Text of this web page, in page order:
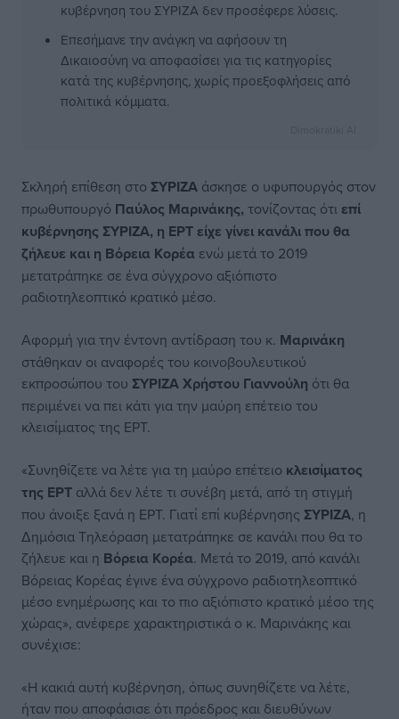
κυβέρνηση του ΣΥΡΙΖΑ δεν προσέφερε λύσεις.
Επεσήμανε την ανάγκη να αφήσουν τη
Δικαιοσύνη να αποφασίσει για τις κατηγορίες
κατά της κυβέρνησης, χωρίς προεξοφλήσεις από
πολιτικά κόμματα.
Σκληρή επίθεση στο ΣΥΡΙΖΑ άσκησε ο υφυπουργός στον
πρωθυπουργό Παύλος Μαρινάκης, τονίζοντας ότιεπί
κυβέρνησης ΣΥΡΙΖΑ, η ΕΡΤείχε γίνει κανάλι που θα
ζήλευε και η Βόρεια Κορέα ενώ μετά το 2019
μετατράπηκε σε ένα σύγχρονο αξιόπιστο
ραδιοτηλεοπτικό κρατικό μέσο.
Αφορμή για την έντονη αντίδραση του κ. Μαρινάκη
στάθηκαν οι αναφορές του κοινοβουλευτικού
εκπροσώπου του ΣΥΡΙΖΑΧρήστου Γιαννούλη ότι θα
περιμένει να πει κάτι για την μαύρη επέτειο του
κλεισίματος της ΕΡΤ.
«Συνηθίζετε να λέτε για τη μαύρο επέτειο κλεισίματος
της ΕΡΤ αλλά δεν λέτε τι συνέβη μετά, από τη στιγμή
που άνοιξε ξανά η ΕΡΤ. Γιατί επί κυβέρνησης ΣΥΡΙΖΑ, η
Δημόσια Τηλεόραση μετατράπηκε σε κανάλι που θα το
ζήλευε και η Βόρεια Κορέα. Μετά το 2019, από κανάλι
Βόρειας Κορέας έγινε ένα σύγχρονο ραδιοτηλεοπτικό
μέσο ενημέρωσης και το πιο αξιόπιστο κρατικό μέσο της
χώρας», ανέφερε χαρακτηριστικά ο κ. Μαρινάκης και
συνέχισε:
«Η κακιά αυτή κυβέρνηση, όπως συνηθίζετε να λέτε,
ήταν που αποφάσισε ότι πρόεδρος και διευθύνων